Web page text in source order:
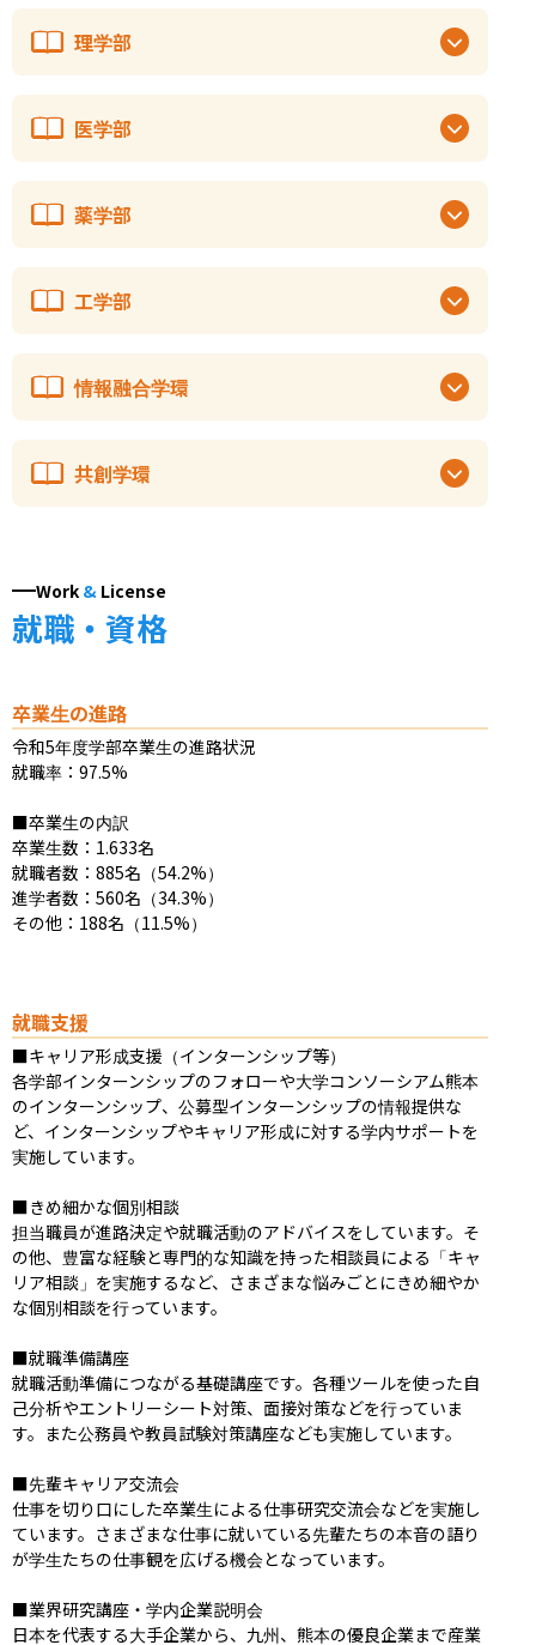
理学部
医学部
薬学部
工学部
情報融合学環
共創学環
Work & License
就職・資格
卒業生の進路
令和5年度学部卒業生の進路状況
就職率：97.5%
■卒業生の内訳
卒業生数：1.633名
就職者数：885名（54.2%）
進学者数：560名（34.3%）
その他：188名（11.5%）
就職支援
■キャリア形成支援（インターンシップ等）
各学部インターンシップのフォローや大学コンソーシアム熊本
のインターンシップ、公募型インターンシップの情報提供な
ど、インターンシップやキャリア形成に対する学内サポートを
実施しています。
■きめ細かな個別相談
担当職員が進路決定や就職活動のアドバイスをしています。そ
の他、豊富な経験と専門的な知識を持った相談員による「キャ
リア相談」を実施するなど、さまざまな悩みごとにきめ細やか
な個別相談を行っています。
■就職準備講座
就職活動準備につながる基礎講座です。各種ツールを使った自
己分析やエントリーシート対策、面接対策などを行っていま
す。また公務員や教員試験対策講座なども実施しています。
■先輩キャリア交流会
仕事を切り口にした卒業生による仕事研究交流会などを実施し
ています。さまざまな仕事に就いている先輩たちの本音の語り
が学生たちの仕事観を広げる機会となっています。
■業界研究講座・学内企業説明会
日本を代表する大手企業から、九州、熊本の優良企業まで産業